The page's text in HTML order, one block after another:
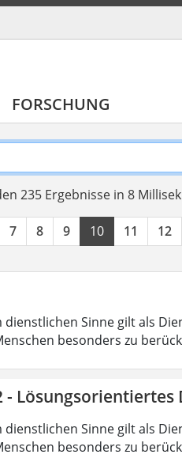
FORSCHUNG
235 Ergebnisse in 8
7 8 9 10 11 12
Sinne gilt als
besonders zu
-
Sinne gilt als
besonders zu